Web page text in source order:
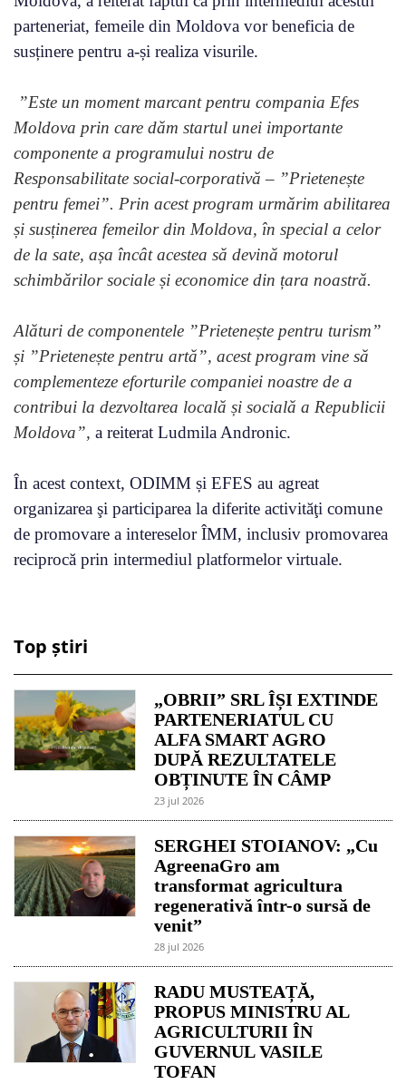
parteneriat, femeile din Moldova vor beneficia de
susținere pentru a-și realiza visurile.
”Este un moment marcant pentru compania Efes
Moldova prin care dăm startul unei importante
componente a programului nostru de
Responsabilitate social-corporativă – ”Prietenește
pentru femei”. Prin acest program urmărim abilitarea
și susținerea femeilor din Moldova, în special a celor
de la sate, așa încât acestea să devină motorul
schimbărilor sociale și economice din țara noastră.
Alături de componentele ”Prietenește pentru turism”
și ”Prietenește pentru artă”, acest program vine să
complementeze eforturile companiei noastre de a
contribui la dezvoltarea locală și socială a Republicii
Moldova”, a reiterat Ludmila Andronic.
În acest context, ODIMM și EFES au agreat
organizarea şi participarea la diferite activităţi comune
de promovare a intereselor ÎMM, inclusiv promovarea
reciprocă prin intermediul platformelor virtuale.
Top știri
„OBRII” SRL ÎȘI EXTINDE
PARTENERIATUL CU
ALFA SMART AGRO
DUPĂ REZULTATELE
OBȚINUTE ÎN CÂMP
23 jul 2026
SERGHEI STOIANOV: „Cu
AgreenaGro am
transformat agricultura
regenerativă într-o sursă de
venit”
28 jul 2026
RADU MUSTEAȚĂ,
PROPUS MINISTRU AL
AGRICULTURII ÎN
GUVERNUL VASILE
TOFAN